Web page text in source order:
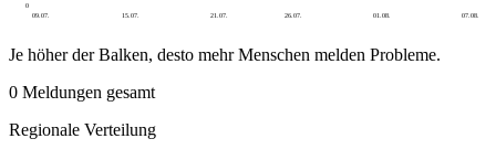
0
09.07. 15.07. 21.07. 26.07. 01.08. 07.08.
Je höher der Balken, desto mehr Menschen melden Probleme.
0 Meldungen gesamt
Regionale Verteilung